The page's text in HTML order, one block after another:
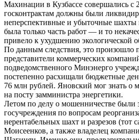
Махинации в Кузбассе совершались с
госконтрактам должны были
неперспективные и убыточные шахты
была только часть работ — и то
привело к ухудшению экологической
По данным следствия, это произошло
представители коммерческих
подведомственного Минэнерго
постепенно расхищали бюджетные
76 млн рублей. Яновский мог знать
на посту замминистра энергетики.
Летом по делу о мошенничестве были
госучреждения по вопросам
нерентабельных шахт и разрезов
Моисеенков, а также владелец